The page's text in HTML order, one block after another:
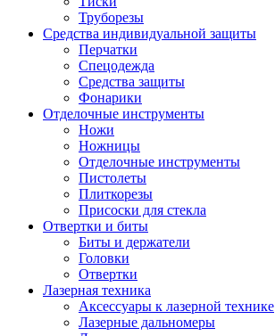
Труборезы
Средства индивидуальной защиты
Перчатки
Спецодежда
Средства защиты
Фонарики
Отделочные инструменты
Ножи
Ножницы
Отделочные инструменты
Пистолеты
Плиткорезы
Присоски для стекла
Отвертки и биты
Биты и держатели
Головки
Отвертки
Лазерная техника
Аксессуары к лазерной технике
Лазерные дальномеры